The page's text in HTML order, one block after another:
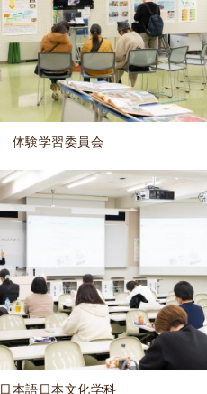
体験学習委員会
日本語日本文化学科